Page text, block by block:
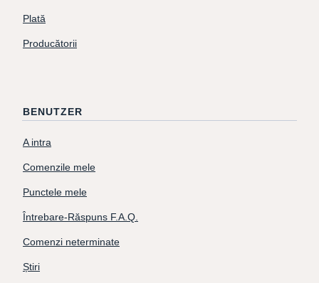
Plată
Producătorii
BENUTZER
A intra
Comenzile mele
Punctele mele
Întrebare-Răspuns F.A.Q.
Comenzi neterminate
Știri